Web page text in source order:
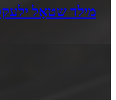
מילד שטאָל